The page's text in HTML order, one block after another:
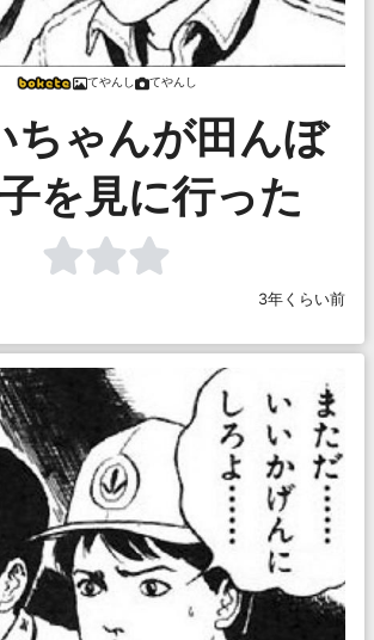
てやんし てやんし
ちゃんが田んぼ
を見に行った
3年くらい前